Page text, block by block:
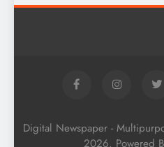
Digital Newspaper -
2026. Powered